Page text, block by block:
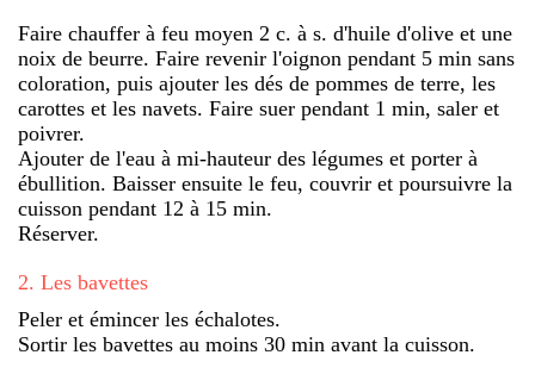
Faire chauffer à feu moyen 2 c. à s. d'huile d'olive et une
noix de beurre. Faire revenir l'oignon pendant 5 min sans
coloration, puis ajouter les dés de pommes de terre, les
carottes et les navets. Faire suer pendant 1 min, saler et
poivrer.
Ajouter de l'eau à mi-hauteur des légumes et porter à
ébullition. Baisser ensuite le feu, couvrir et poursuivre la
cuisson pendant 12 à 15 min.
Réserver.
2. Les bavettes
Peler et émincer les échalotes.
Sortir les bavettes au moins 30 min avant la cuisson.